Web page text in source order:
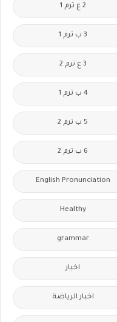
2 ع ترم 1
3 ب ترم 1
3 ع ترم 2
4 ب ترم 1
5 ب ترم 2
6 ب ترم 2
English Pronunciation
Healthy
grammar
اخبار
اخبار الرياضة